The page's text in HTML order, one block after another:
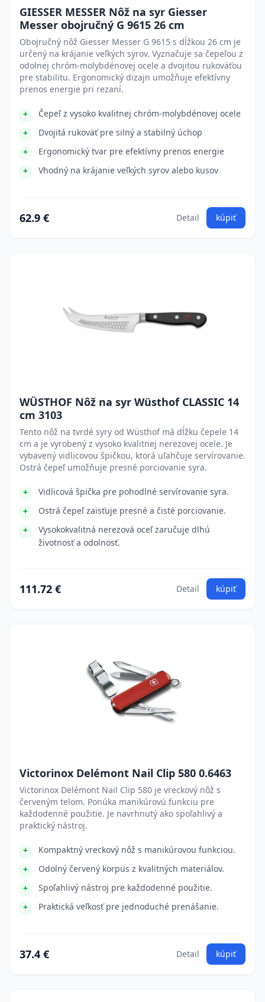
GIESSER MESSER Nôž na syr Giesser
Messer obojručný G 9615 26 cm
Obojručný nôž Giesser Messer G 9615 s dĺžkou 26 cm je
určený na krájanie veľkých syrov. Vyznačuje sa čepeľou z
odolnej chróm-molybdénovej ocele a dvojitou rukoväťou
pre stabilitu. Ergonomický dizajn umožňuje efektívny
prenos energie pri rezaní.
Čepeľ z vysoko kvalitnej chróm-molybdénovej ocele
Dvojitá rukoväť pre silný a stabilný úchop
Ergonomický tvar pre efektívny prenos energie
Vhodný na krájanie veľkých syrov alebo kusov
62.9 € Detail kúpiť
WÜSTHOF Nôž na syr Wüsthof CLASSIC 14
cm 3103
Tento nôž na tvrdé syry od Wüsthof má dĺžku čepele 14
cm a je vyrobený z vysoko kvalitnej nerezovej ocele. Je
vybavený vidlicovou špičkou, ktorá uľahčuje servírovanie.
Ostrá čepeľ umožňuje presné porciovanie syra.
Vidlicová špička pre pohodlné servírovanie syra.
Ostrá čepeľ zaisťuje presné a čisté porciovanie.
Vysokokvalitná nerezová oceľ zaručuje dlhú
životnosť a odolnosť.
111.72 € Detail kúpiť
Victorinox Delémont Nail Clip 580 0.6463
Victorinox Delémont Nail Clip 580 je vreckový nôž s
červeným telom. Ponúka manikúrovú funkciu pre
každodenné použitie. Je navrhnutý ako spoľahlivý a
praktický nástroj.
Kompaktný vreckový nôž s manikúrovou funkciou.
Odolný červený korpus z kvalitných materiálov.
Spoľahlivý nástroj pre každodenné použitie.
Praktická veľkosť pre jednoduché prenášanie.
37.4 € Detail kúpiť